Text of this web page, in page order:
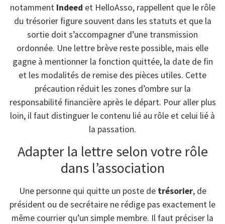
notamment Indeed et HelloAsso, rappellent que le rôle
du trésorier figure souvent dans les statuts et que la
sortie doit s’accompagner d’une transmission
ordonnée. Une lettre brève reste possible, mais elle
gagne à mentionner la fonction quittée, la date de fin
et les modalités de remise des pièces utiles. Cette
précaution réduit les zones d’ombre sur la
responsabilité financière après le départ. Pour aller plus
loin, il faut distinguer le contenu lié au rôle et celui lié à
la passation.
Adapter la lettre selon votre rôle
dans l’association
Une personne qui quitte un poste de trésorier, de
président ou de secrétaire ne rédige pas exactement le
même courrier qu’un simple membre. Il faut préciser la